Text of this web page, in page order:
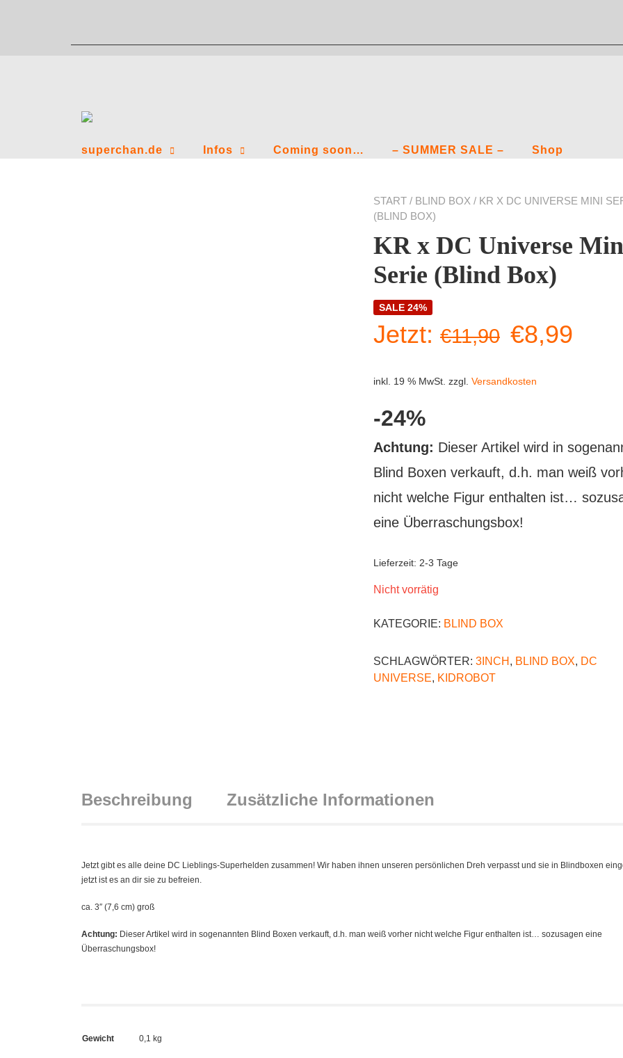
superchan.de Infos Coming soon… – SUMMER SALE – Shop
START / BLIND BOX / KR X DC UNIVERSE MINI
(BLIND BOX)
KR x DC Universe
Serie (Blind Box)
SALE 24%
Jetzt: €11,90
Preis
€11,90
€8,99
inkl. 19 % MwSt. zzgl. Versandkosten
-24%
Achtung: Dieser Artikel wird in
Blind Boxen verkauft, d.h. man weiß
nicht welche Figur enthalten ist…
eine Überraschungsbox!
Lieferzeit: 2-3 Tage
Nicht vorrätig
KATEGORIE: BLIND BOX
SCHLAGWÖRTER: 3INCH , BLIND BOX, DC
UNIVERSE, KIDROBOT
Beschreibung Zusätzliche Informationen
Jetzt gibt es alle deine DC Lieblings-Superhelden zusammen! Wir haben ihnen unseren persönlichen Dreh verpasst und sie in Blindboxen
jetzt ist es an dir sie zu befreien.
ca. 3″ (7,6 cm) groß
Achtung: Dieser Artikel wird in sogenannten Blind Boxen verkauft, d.h. man weiß vorher nicht welche Figur enthalten ist… sozusagen eine
Überraschungsbox!
Gewicht 0,1 kg